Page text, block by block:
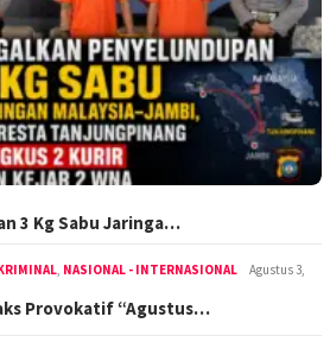
3 Kg Sabu Jaringa…
, NASIONAL - INTERNASIONAL
Agustus 3,
Provokatif “Agustus…